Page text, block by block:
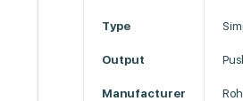
Type
Output
Manufacturer